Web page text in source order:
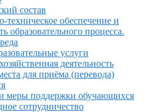
состав
техническое обеспечение и
образовательного процесса.
услуги
деятельность
для приёма (перевода)
меры поддержки обучающихся
сотрудничество